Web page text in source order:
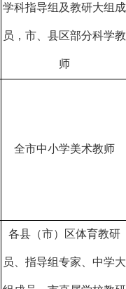
学科指导组及教研大组成
员，市、县区部分科学教
师
全市中小学美术教师
各县（市）区体育教研
员、指导组专家、中学大